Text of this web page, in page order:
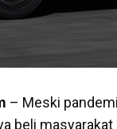
– Meski
beli